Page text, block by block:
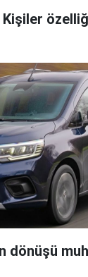
dönüşü